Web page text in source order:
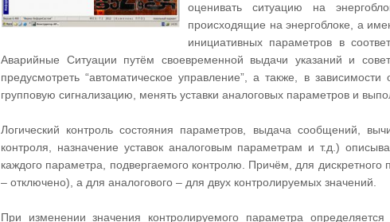
оценивать ситуацию на
происходящие на энергоблоке, а
инициативных параметров в
Аварийные Ситуации путём своевременной выдачи указаний и
предусмотреть “автоматическое управление”, а также, в
групповую сигнализацию, менять уставки аналоговых параметров и
Логический контроль состояния параметров, выдача сообщений,
контроля, назначение уставок аналоговым параметрам и т.д.)
каждого параметра, подвергаемого контролю. Причём, для
– отключено), а для аналогового – для двух контролируемых значений.
При изменении значения контролируемого параметра